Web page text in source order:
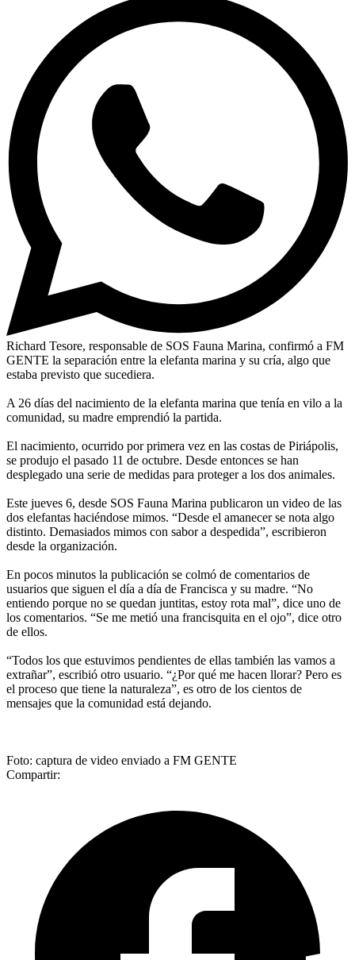
Richard Tesore, responsable de SOS Fauna Marina, confirmó a FM
GENTE la separación entre la elefanta marina y su cría, algo que
estaba previsto que sucediera.
A 26 días del nacimiento de la elefanta marina que tenía en vilo a la
comunidad, su madre emprendió la partida.
El nacimiento, ocurrido por primera vez en las costas de Piriápolis,
se produjo el pasado 11 de octubre. Desde entonces se han
desplegado una serie de medidas para proteger a los dos animales.
Este jueves 6, desde SOS Fauna Marina publicaron un video de las
dos elefantas haciéndose mimos. “Desde el amanecer se nota algo
distinto. Demasiados mimos con sabor a despedida”, escribieron
desde la organización.
En pocos minutos la publicación se colmó de comentarios de
usuarios que siguen el día a día de Francisca y su madre. “No
entiendo porque no se quedan juntitas, estoy rota mal”, dice uno de
los comentarios. “Se me metió una francisquita en el ojo”, dice otro
de ellos.
“Todos los que estuvimos pendientes de ellas también las vamos a
extrañar”, escribió otro usuario. “¿Por qué me hacen llorar? Pero es
el proceso que tiene la naturaleza”, es otro de los cientos de
mensajes que la comunidad está dejando.
Foto: captura de video enviado a FM GENTE
Compartir: